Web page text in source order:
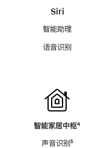
Siri
智能助理
语音识别
智能家居中枢脚
⁴
声音识别脚
⁵